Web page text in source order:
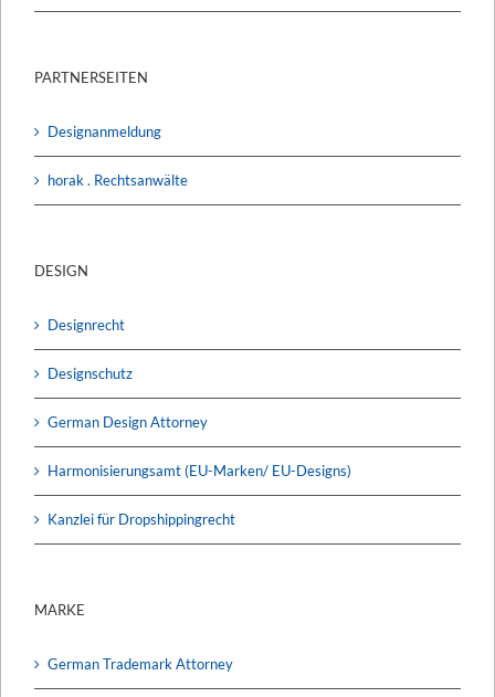
PARTNERSEITEN
Designanmeldung
horak . Rechtsanwälte
DESIGN
Designrecht
Designschutz
German Design Attorney
Harmonisierungsamt (EU-Marken/ EU-Designs)
Kanzlei für Dropshippingrecht
MARKE
German Trademark Attorney